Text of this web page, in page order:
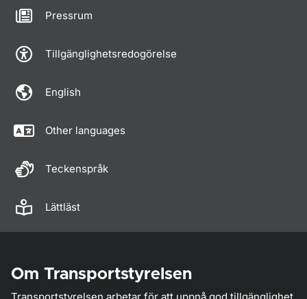
Pressrum
Tillgänglighetsredogörelse
English
Other languages
Teckenspråk
Lättläst
Om Transportstyrelsen